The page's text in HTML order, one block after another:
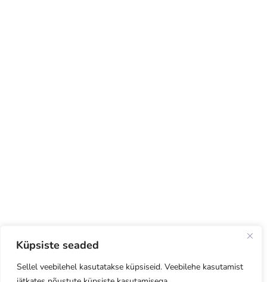
Küpsiste seaded
Sellel veebilehel kasutatakse küpsiseid. Veebilehe kasutamist